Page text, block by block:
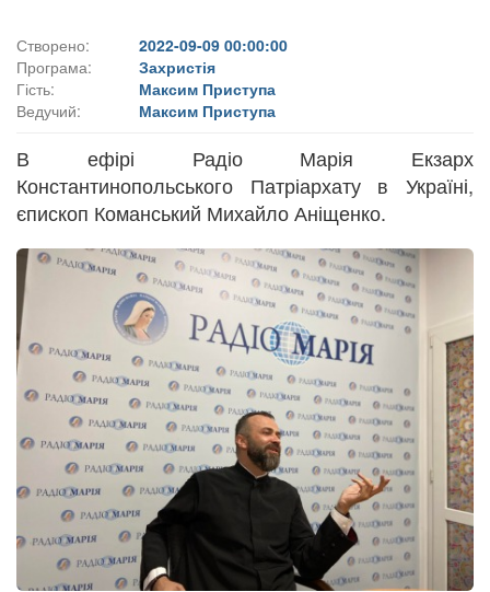
Створено:
2022-09-09 00:00:00
Програма:
Захристія
Гість:
Максим Приступа
Ведучий:
Максим Приступа
В ефірі Радіо Марія Екзарх
Константинопольського Патріархату в Україні,
єпископ Команський Михайло Аніщенко.